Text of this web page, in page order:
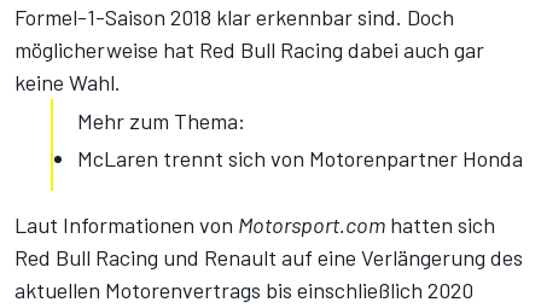
Formel-1-Saison 2018 klar erkennbar sind. Doch
möglicherweise hat Red Bull Racing dabei auch gar
keine Wahl.
Mehr zum Thema:
McLaren trennt sich von Motorenpartner Honda
Laut Informationen von Motorsport.com hatten sich
Red Bull Racing und Renault auf eine Verlängerung des
aktuellen Motorenvertrags bis einschließlich 2020